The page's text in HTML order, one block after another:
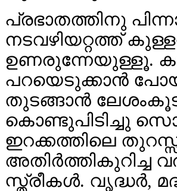
പ്രഭാതത്തിനു
നടവഴിയറ്റത്ത്
ഉണരുന്നേയുള്ളൂ.
പറയെടുക്കാൻ പോയ
തുടങ്ങാൻ
കൊണ്ടുപിടിച്ചു
ഇറക്കത്തിലെ
അതിർത്തികുറിച്ച
സ്ത്രീകൾ. വൃദ്ധർ,